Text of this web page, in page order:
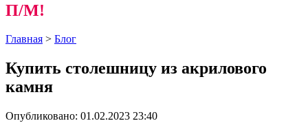
П/М!
Главная > Блог
Купить столешницу из акрилового
камня
Опубликовано: 01.02.2023 23:40